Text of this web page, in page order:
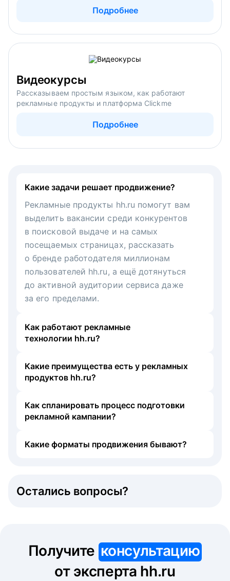
Подробнее
Видеокурсы
Рассказываем простым языком, как работают
рекламные продукты и платформа Clickme
Подробнее
Какие задачи решает продвижение?
Рекламные продукты hh.ru помогут вам
выделить вакансии среди конкурентов
в поисковой выдаче и на самых
посещаемых страницах, рассказать
о бренде работодателя миллионам
пользователей hh.ru, а ещё дотянуться
до активной аудитории сервиса даже
за его пределами.
Как работают рекламные
технологии hh.ru?
Какие преимущества есть у рекламных
продуктов hh.ru?
Как спланировать процесс подготовки
рекламной кампании?
Какие форматы продвижения бывают?
Остались вопросы?
Получите консультацию
от эксперта hh.ru